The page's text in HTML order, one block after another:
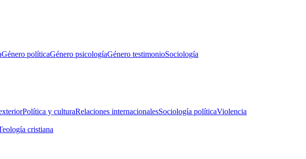
Género políticaGénero psicologíaGénero testimonioSociología
Política y culturaRelaciones internacionalesSociología políticaViolencia
cristiana